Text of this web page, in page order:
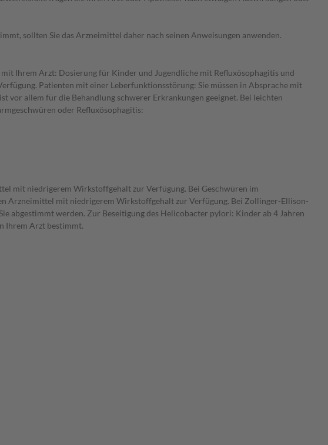
sollten Sie das Arzneimittel daher nach seinen Anweisungen anwenden.
Ihrem Arzt: Dosierung für Kinder und Jugendliche mit Refluxösophagitis und
Patienten mit einer Leberfunktionsstörung: Sie müssen in Absprache mit
vor allem für die Behandlung schwerer Erkrankungen geeignet. Bei leichten
oder Refluxösophagitis:
mit niedrigerem Wirkstoffgehalt zur Verfügung. Bei Geschwüren im
Arzneimittel mit niedrigerem Wirkstoffgehalt zur Verfügung. Bei Zollinger-Ellison-
abgestimmt werden. Zur Beseitigung des Helicobacter pylori: Kinder ab 4 Jahren
Ihrem Arzt bestimmt.